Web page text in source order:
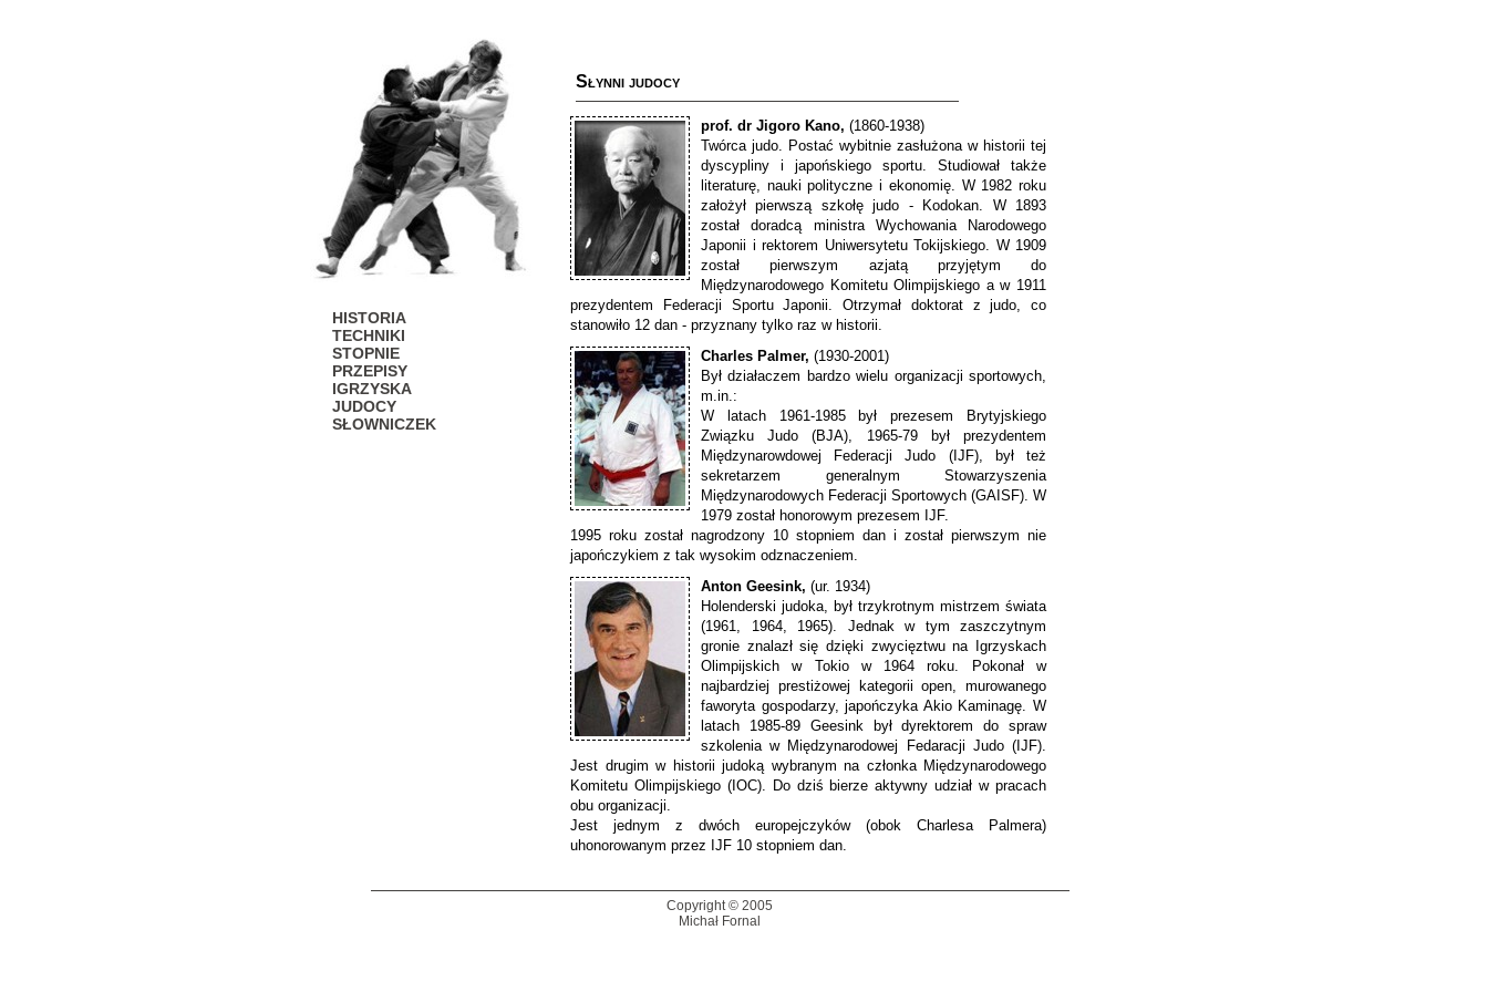
HISTORIA
TECHNIKI
STOPNIE
PRZEPISY
IGRZYSKA
JUDOCY
SŁOWNICZEK
Słynni judocy
prof. dr Jigoro Kano, (1860-1938)
Twórca judo. Postać wybitnie zasłużona w historii tej
dyscypliny i japońskiego sportu. Studiował także
literaturę, nauki polityczne i ekonomię. W 1982 roku
założył pierwszą szkołę judo - Kodokan. W 1893
został doradcą ministra Wychowania Narodowego
Japonii i rektorem Uniwersytetu Tokijskiego. W 1909
został pierwszym azjatą przyjętym do
Międzynarodowego Komitetu Olimpijskiego a w 1911
prezydentem Federacji Sportu Japonii. Otrzymał doktorat z judo, co
stanowiło 12 dan - przyznany tylko raz w historii.
Charles Palmer, (1930-2001)
Był działaczem bardzo wielu organizacji sportowych,
m.in.:
W latach 1961-1985 był prezesem Brytyjskiego
Związku Judo (BJA), 1965-79 był prezydentem
Międzynarowdowej Federacji Judo (IJF), był też
sekretarzem generalnym Stowarzyszenia
Międzynarodowych Federacji Sportowych (GAISF). W
1979 został honorowym prezesem IJF.
1995 roku został nagrodzony 10 stopniem dan i został pierwszym nie
japończykiem z tak wysokim odznaczeniem.
Anton Geesink, (ur. 1934)
Holenderski judoka, był trzykrotnym mistrzem świata
(1961, 1964, 1965). Jednak w tym zaszczytnym
gronie znalazł się dzięki zwycięztwu na Igrzyskach
Olimpijskich w Tokio w 1964 roku. Pokonał w
najbardziej prestiżowej kategorii open, murowanego
faworyta gospodarzy, japończyka Akio Kaminagę. W
latach 1985-89 Geesink był dyrektorem do spraw
szkolenia w Międzynarodowej Fedaracji Judo (IJF).
Jest drugim w historii judoką wybranym na członka Międzynarodowego
Komitetu Olimpijskiego (IOC). Do dziś bierze aktywny udział w pracach
obu organizacji.
Jest jednym z dwóch europejczyków (obok Charlesa Palmera)
uhonorowanym przez IJF 10 stopniem dan.
Copyright © 2005
Michał Fornal